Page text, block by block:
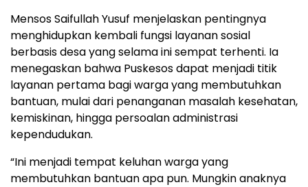
Mensos Saifullah Yusuf menjelaskan pentingnya
menghidupkan kembali fungsi layanan sosial
berbasis desa yang selama ini sempat terhenti. Ia
menegaskan bahwa Puskesos dapat menjadi titik
layanan pertama bagi warga yang membutuhkan
bantuan, mulai dari penanganan masalah kesehatan,
kemiskinan, hingga persoalan administrasi
kependudukan.
“Ini menjadi tempat keluhan warga yang
membutuhkan bantuan apa pun. Mungkin anaknya